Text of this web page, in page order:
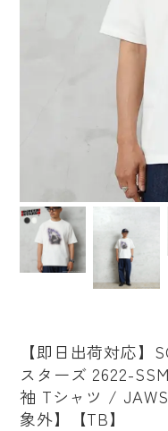
【即日出荷対応】
スターズ 2622-
袖 Tシャツ /
象外】【TB】